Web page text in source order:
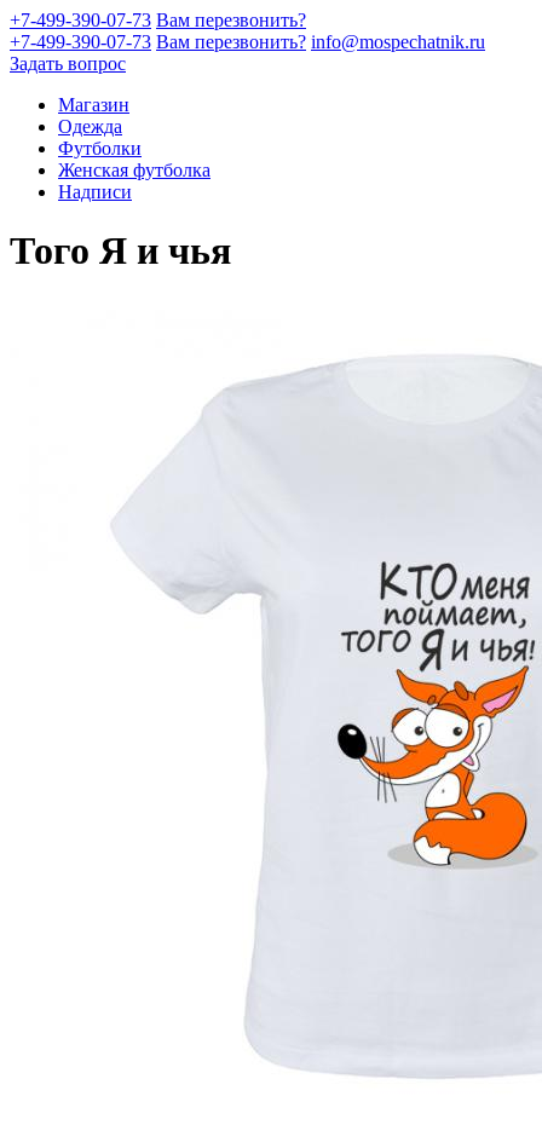
+7-499-390-07-73 Вам перезвонить?
+7-499-390-07-73 Вам перезвонить? info@mospechatnik.ru
Задать вопрос
Магазин
Одежда
Футболки
Женская футболка
Надписи
Того Я и чья